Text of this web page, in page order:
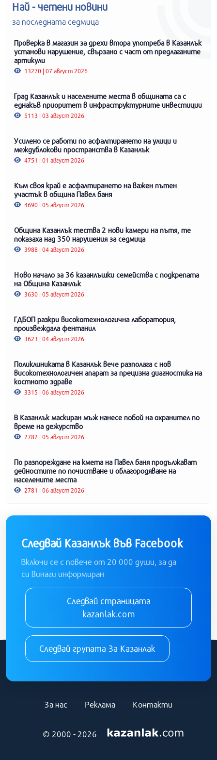
Най - четени новини
за последната седмица
Проверка в магазин за дрехи втора употреба в Казанлък
установи нарушение, свързано с част от предлаганите
артикули
13270 | 07 август 2026
Град Казанлък и населените места в общината са с
еднакъв приоритет в инфраструктурните инвестиции
5113 | 03 август 2026
Усилено се работи по асфалтирането на улици и
междублокови пространства в Казанлък
4751 | 01 август 2026
Към своя край е асфалтирането на важен пътен
участък в община Павел баня
4690 | 05 август 2026
Община Казанлък тества 2 нови камери на пътя, те
показаха над 350 нарушения за седмица
3988 | 04 август 2026
Ново начало за 36 казанлъшки семейства с подкрепата
на Община Казанлък
3630 | 05 август 2026
ГДБОП разкри високотехнологична лаборатория,
произвеждала фентанил
3623 | 04 август 2026
Поликлиниката в Казанлък вече разполага с нов
високотехнологичен апарат за прецизна диагностика на
костното здраве
3315 | 06 август 2026
В Казанлък маскиран мъж нанесе побой на охранител по
време на дежурство
2782 | 05 август 2026
По разпореждане на кмета на Павел баня продължават
дейностите по почистване и облагородяване на
населените места
2781 | 06 август 2026
Следвай Казанлък във Facebook
Включи се с повече от 20 000 души, за да
си винаги информиран
Следвай страницата
kazanlak.com
Следвай групата За Казанлак
© 2000 - 2026
За нас Реклама Контакти